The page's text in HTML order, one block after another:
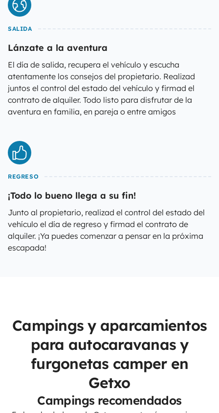
SALIDA
Lánzate a la aventura
El día de salida, recupera el vehículo y escucha
atentamente los consejos del propietario. Realizad
juntos el control del estado del vehículo y firmad el
contrato de alquiler. Todo listo para disfrutar de la
aventura en familia, en pareja o entre amigos
REGRESO
¡Todo lo bueno llega a su fin!
Junto al propietario, realizad el control del estado del
vehículo el día de regreso y firmad el contrato de
alquiler. ¡Ya puedes comenzar a pensar en la próxima
escapada!
Campings y aparcamientos
para autocaravanas y
furgonetas camper en
Getxo
Campings recomendados